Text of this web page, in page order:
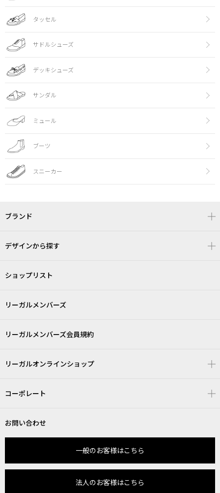
タッセル
サドルシューズ
デッキシューズ
サンダル
ミュール
ブーツ
スニーカー
ブランド
デザインから探す
ショップリスト
リーガルメンバーズ
リーガルメンバーズ会員規約
リーガルオンラインショップ
コーポレート
お問い合わせ
一般のお客様はこちら
法人のお客様はこちら